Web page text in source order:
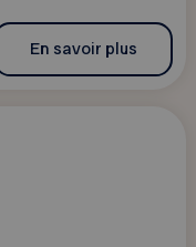
En savoir plus